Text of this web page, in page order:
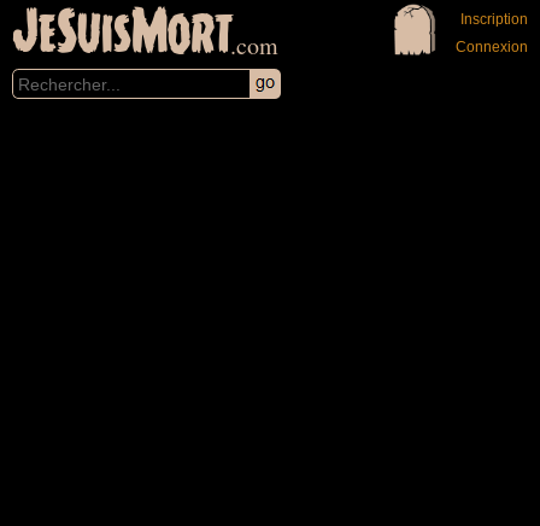
JeSuisMort.com
Inscription
Connexion